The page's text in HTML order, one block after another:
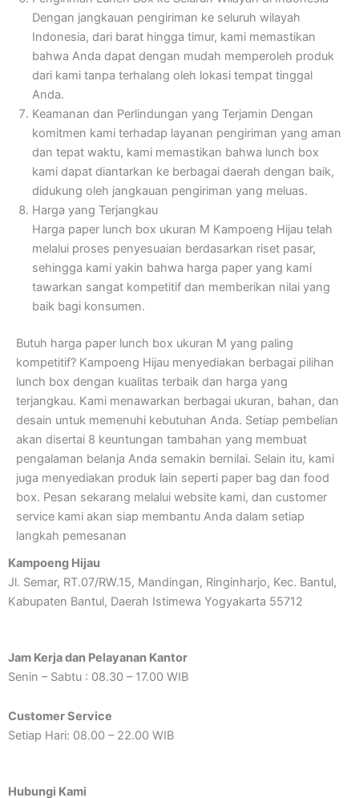
Dengan jangkauan pengiriman ke seluruh wilayah
Indonesia, dari barat hingga timur, kami memastikan
bahwa Anda dapat dengan mudah memperoleh produk
dari kami tanpa terhalang oleh lokasi tempat tinggal
Anda.
Keamanan dan Perlindungan yang Terjamin Dengan
komitmen kami terhadap layanan pengiriman yang aman
dan tepat waktu, kami memastikan bahwa lunch box
kami dapat diantarkan ke berbagai daerah dengan baik,
didukung oleh jangkauan pengiriman yang meluas.
Harga yang Terjangkau
Harga paper lunch box ukuran M Kampoeng Hijau telah
melalui proses penyesuaian berdasarkan riset pasar,
sehingga kami yakin bahwa harga paper yang kami
tawarkan sangat kompetitif dan memberikan nilai yang
baik bagi konsumen.
Butuh harga paper lunch box ukuran M yang paling
kompetitif? Kampoeng Hijau menyediakan berbagai pilihan
lunch box dengan kualitas terbaik dan harga yang
terjangkau. Kami menawarkan berbagai ukuran, bahan, dan
desain untuk memenuhi kebutuhan Anda. Setiap pembelian
akan disertai 8 keuntungan tambahan yang membuat
pengalaman belanja Anda semakin bernilai. Selain itu, kami
juga menyediakan produk lain seperti paper bag dan food
box. Pesan sekarang melalui website kami, dan customer
service kami akan siap membantu Anda dalam setiap
langkah pemesanan
Kampoeng Hijau
Jl. Semar, RT.07/RW.15, Mandingan, Ringinharjo, Kec. Bantul,
Kabupaten Bantul, Daerah Istimewa Yogyakarta 55712
Jam Kerja dan Pelayanan Kantor
Senin – Sabtu : 08.30 – 17.00 WIB
Customer Service
Setiap Hari: 08.00 – 22.00 WIB
Hubungi Kami